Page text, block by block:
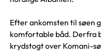
Efter ankomsten til søen
komfortable båd. Derfra
krydstogt over Komani-